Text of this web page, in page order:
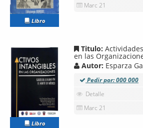
Libro
Marc 21
Libro
Titulo:
en las
Autor: Esparza
Pedir por: 000 000
Detalle
Marc 21